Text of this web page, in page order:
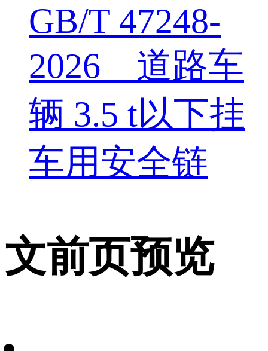
GB/T 47248-
2026 道路车
辆 3.5 t以下挂
车用安全链
文前页预览